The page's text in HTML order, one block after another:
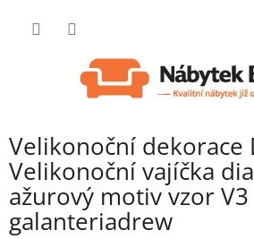
Velikonoční dekorace
Velikonoční vajíčka
ažurový motiv vzor V3
galanteriadrew